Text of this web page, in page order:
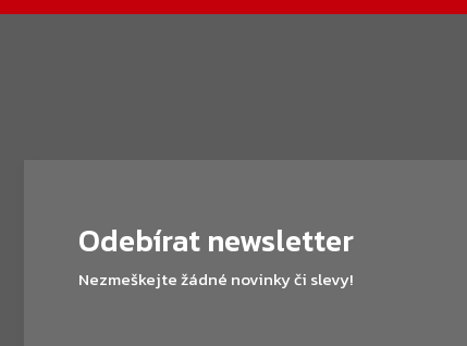
Odebírat newsletter
Nezmeškejte žádné novinky či slevy!